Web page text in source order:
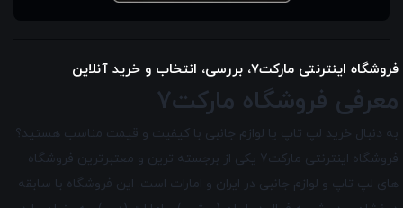
فروشگاه اینترنتی مارکت7، بررسی، انتخاب و خرید آنلاین
معرفی فروشگاه مارکت7
به دنبال خرید لپ تاپ یا لوازم جانبی با کیفیت و قیمت مناسب هستید؟
فروشگاه اینترنتی مارکت7 یکی از برجسته ترین و معتبرترین فروشگاه
های لپ تاپ و لوازم جانبی در ایران و امارات است. این فروشگاه با سابقه